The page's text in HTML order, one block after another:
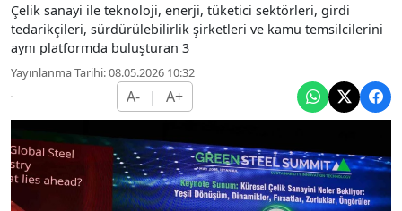
Çelik sanayi ile teknoloji, enerji, tüketici sektörleri, girdi
tedarikçileri, sürdürülebilirlik şirketleri ve kamu temsilcilerini
aynı platformda buluşturan 3
Yayınlanma Tarihi: 08.05.2026 10:32
A- | A+